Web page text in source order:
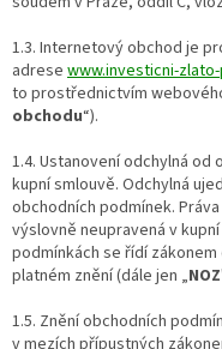
1.3. Internetový obchod je
adrese www.investicni-
to prostřednictvím
obchodu“).
1.4. Ustanovení odchylná
kupní smlouvě. Odchylná
obchodních podmínek.
výslovně neupravená v
podmínkách se řídí
platném znění (dále jen „NOZ
1.5. Znění obchodních